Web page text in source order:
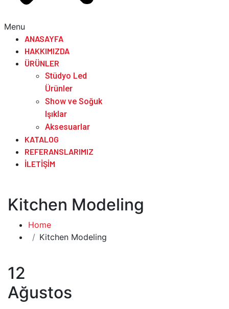
Menu
ANASAYFA
HAKKIMIZDA
ÜRÜNLER
Stüdyo Led
Ürünler
Show ve Soğuk
Işıklar
Aksesuarlar
KATALOG
REFERANSLARIMIZ
İLETIŞIM
Kitchen Modeling
Home
Kitchen Modeling
12
Ağustos